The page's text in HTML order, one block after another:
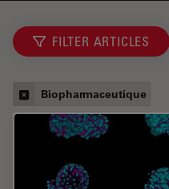
FILTER ARTICLES
Biopharmaceutique